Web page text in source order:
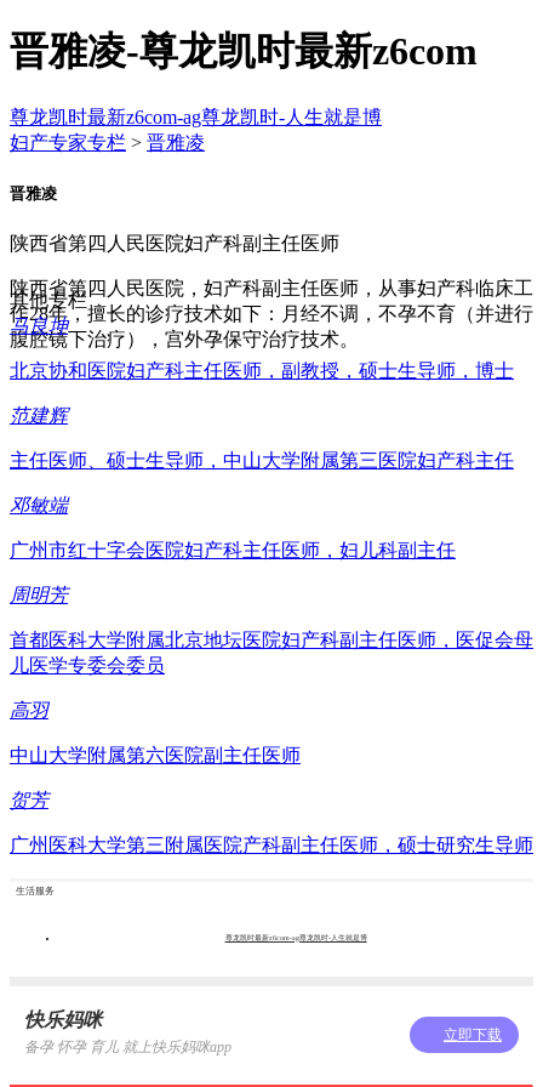
晋雅凌-尊龙凯时最新z6com
尊龙凯时最新z6com-ag尊龙凯时-人生就是博
妇产专家专栏 > 晋雅凌
晋雅凌
陕西省第四人民医院妇产科副主任医师
陕西省第四人民医院，妇产科副主任医师，从事妇产科临床工
作28年，擅长的诊疗技术如下：月经不调，不孕不育（并进行
腹腔镜下治疗），宫外孕保守治疗技术。
其他专栏
马良坤
北京协和医院妇产科主任医师，副教授，硕士生导师，博士
范建辉
主任医师、硕士生导师，中山大学附属第三医院妇产科主任
邓敏端
广州市红十字会医院妇产科主任医师，妇儿科副主任
周明芳
首都医科大学附属北京地坛医院妇产科副主任医师，医促会母
儿医学专委会委员
高羽
中山大学附属第六医院副主任医师
贺芳
广州医科大学第三附属医院产科副主任医师，硕士研究生导师
生活服务
尊龙凯时最新z6com-ag尊龙凯时-人生就是博
快乐妈咪
备孕 怀孕 育儿 就上快乐妈咪app
立即下载